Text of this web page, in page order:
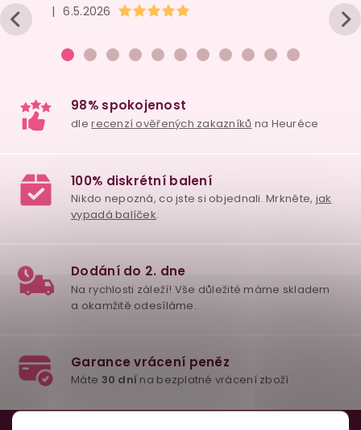
Hodnocení obchodu je 5 z 5 hvězdiček.
| 6.5.2026
dlerecenzí ověřených zakazníků